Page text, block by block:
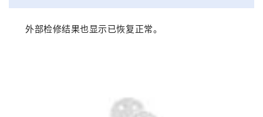
外部检修结果也显示已恢复正常。